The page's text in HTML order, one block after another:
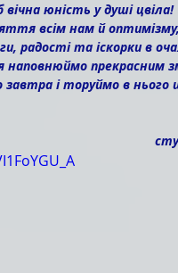
юність у душі цвіла!
всім нам й оптимізму,
радості та іскорки в
прекрасним
завтра і торуймо в нього